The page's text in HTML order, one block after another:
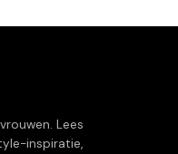
Lees
inspiratie,